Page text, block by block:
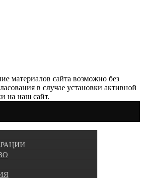
материалов сайта возможно без
в случае установки активной
на наш сайт.